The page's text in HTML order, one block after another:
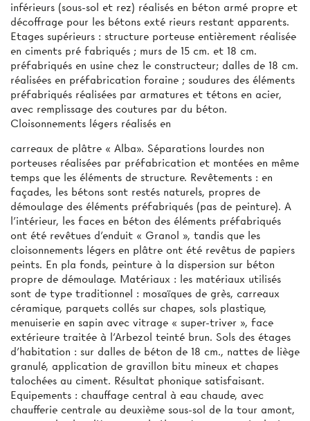
inférieurs (sous-sol et rez) réalisés en béton armé propre et
décoffrage pour les bétons exté­ rieurs restant apparents.
Etages supérieurs : structure porteuse entièrement réalisée
en ciments pré­ fabriqués ; murs de 15 cm. et 18 cm.
préfabriqués en usine chez le constructeur; dalles de 18 cm.
réalisées en préfabrication foraine ; soudures des éléments
préfabriqués réalisées par armatures et tétons en acier,
avec remplissage des coutures par du béton.
Cloisonnements légers réalisés en
carreaux de plâtre « Alba». Séparations lourdes non
porteuses réalisées par préfabrication et montées en même
temps que les éléments de structure. Revêtements : en
façades, les bétons sont restés naturels, propres de
démoulage des éléments préfabriqués (pas de peinture). A
l'intérieur, les faces en béton des éléments préfabriqués
ont été revêtues d'enduit « Granol », tandis que les
cloisonnements légers en plâtre ont été revêtus de papiers
peints. En pla­ fonds, peinture à la dispersion sur béton
propre de démoulage. Matériaux : les matériaux utilisés
sont de type traditionnel : mosaïques de grès, carreaux
céramique, parquets collés sur chapes, sols plastique,
menuiserie en sapin avec vitrage « super-triver », face
extérieure traitée à l’Arbezol teinté brun. Sols des étages
d'habitation : sur dalles de béton de 18 cm., nattes de liège
granulé, application de gravillon bitu­ mineux et chapes
talochées au ciment. Résultat phonique satisfaisant.
Equipements : chauffage central à eau chaude, avec
chaufferie centrale au deuxième sous-sol de la tour amont,